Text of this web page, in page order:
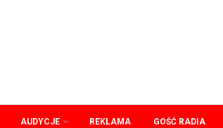
AUDYCJE REKLAMA GOŚĆ RADIA